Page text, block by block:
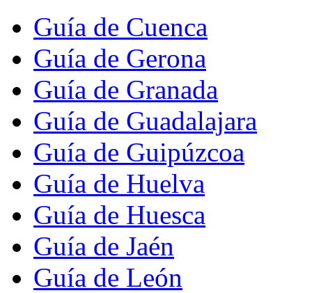
Guía de Cuenca
Guía de Gerona
Guía de Granada
Guía de Guadalajara
Guía de Guipúzcoa
Guía de Huelva
Guía de Huesca
Guía de Jaén
Guía de León